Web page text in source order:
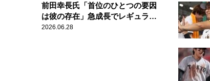
前田幸長氏「首位のひとつの要因
は彼の存在」急成長でレギュラー
を掴んだ西武・滝澤夏央
2026.06.28